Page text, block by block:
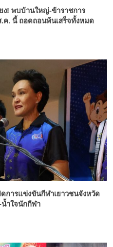
! พบบ้านใหญ่-ข้าราชการ
ค. นี้ ถอดถอนพ้นเสร็จทั้งหมด
การแข่งขันกีฬาเยาวชนจังหวัด
ำใจนักกีฬา